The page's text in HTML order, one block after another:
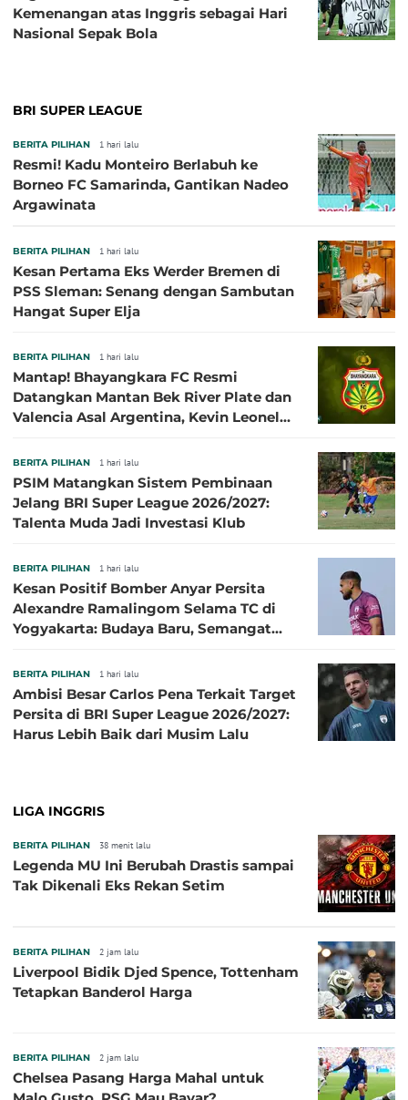
Kemenangan atas Inggris sebagai Hari
Nasional Sepak Bola
BRI SUPER LEAGUE
BERITA PILIHAN 1 hari lalu
Resmi! Kadu Monteiro Berlabuh ke
Borneo FC Samarinda, Gantikan Nadeo
Argawinata
BERITA PILIHAN 1 hari lalu
Kesan Pertama Eks Werder Bremen di
PSS Sleman: Senang dengan Sambutan
Hangat Super Elja
BERITA PILIHAN 1 hari lalu
Mantap! Bhayangkara FC Resmi
Datangkan Mantan Bek River Plate dan
Valencia Asal Argentina, Kevin Leonel
BERITA PILIHAN 1 hari lalu
PSIM Matangkan Sistem Pembinaan
Jelang BRI Super League 2026/2027:
Talenta Muda Jadi Investasi Klub
BERITA PILIHAN 1 hari lalu
Kesan Positif Bomber Anyar Persita
Alexandre Ramalingom Selama TC di
Yogyakarta: Budaya Baru, Semangat
BERITA PILIHAN 1 hari lalu
Ambisi Besar Carlos Pena Terkait Target
Persita di BRI Super League 2026/2027:
Harus Lebih Baik dari Musim Lalu
LIGA INGGRIS
BERITA PILIHAN 38 menit lalu
Legenda MU Ini Berubah Drastis sampai
Tak Dikenali Eks Rekan Setim
BERITA PILIHAN 2 jam lalu
Liverpool Bidik Djed Spence, Tottenham
Tetapkan Banderol Harga
BERITA PILIHAN 2 jam lalu
Chelsea Pasang Harga Mahal untuk